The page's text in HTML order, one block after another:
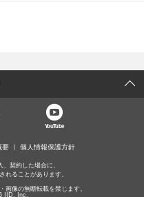
YouTube
要 個人情報保護方針
契約した場合に、
れることがあります。
画像の無断転載を禁じます。
IID, Inc.